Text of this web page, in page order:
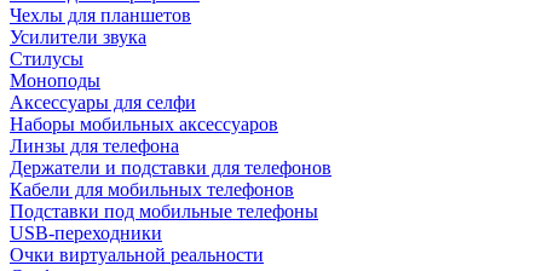
Чехлы для планшетов
Усилители звука
Стилусы
Моноподы
Аксессуары для селфи
Наборы мобильных аксессуаров
Линзы для телефона
Держатели и подставки для телефонов
Кабели для мобильных телефонов
Подставки под мобильные телефоны
USB-переходники
Очки виртуальной реальности